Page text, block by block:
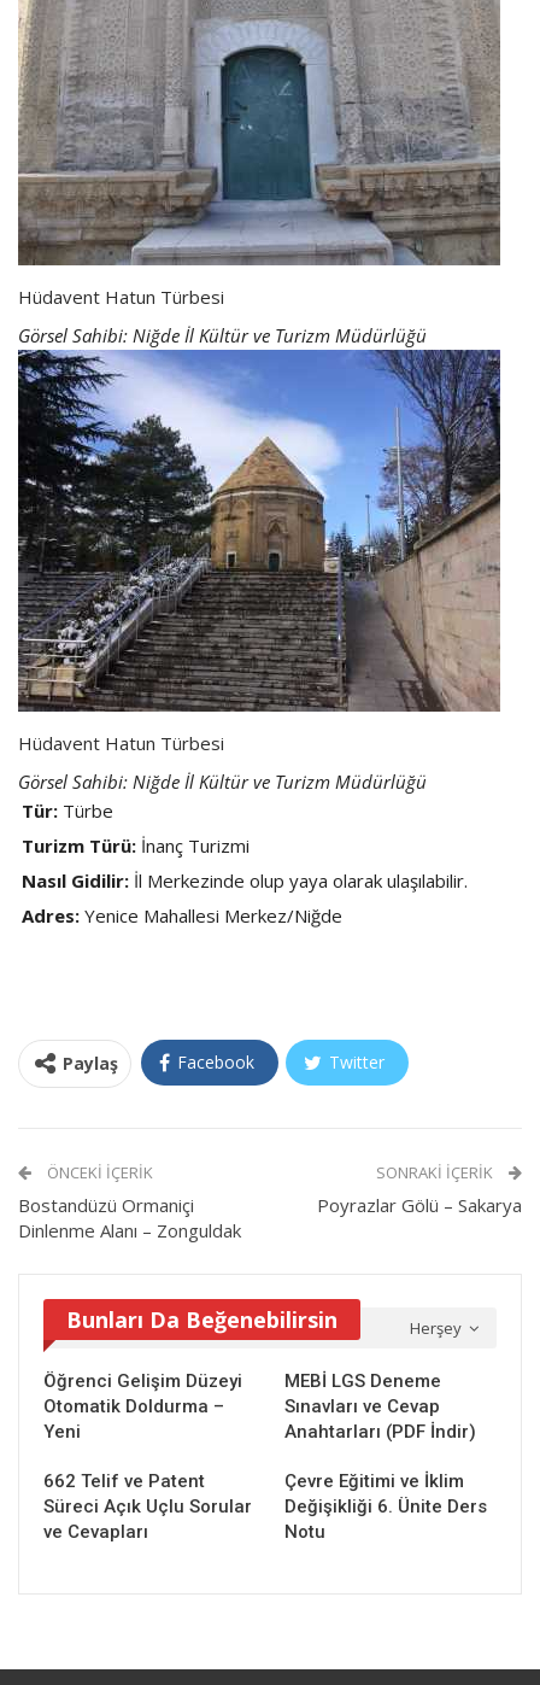
Hüdavent Hatun Türbesi
Görsel Sahibi: Niğde İl Kültür ve Turizm Müdürlüğü
Hüdavent Hatun Türbesi
Görsel Sahibi: Niğde İl Kültür ve Turizm Müdürlüğü
Tür:Türbe
Turizm Türü:İnanç Turizmi
Nasıl Gidilir:İl Merkezinde olup yaya olarak ulaşılabilir.
Adres:Yenice Mahallesi Merkez/Niğde
Paylaş Facebook Twitter
ÖNCEKI İÇERIK
Bostandüzü Ormaniçi
Dinlenme Alanı – Zonguldak
SONRAKI İÇERIK
Poyrazlar Gölü – Sakarya
Herşey
Bunları Da Beğenebilirsin
Öğrenci Gelişim Düzeyi
Otomatik Doldurma –
Yeni
MEBİ LGS Deneme
Sınavları ve Cevap
Anahtarları (PDF İndir)
662 Telif ve Patent
Süreci Açık Uçlu Sorular
ve Cevapları
Çevre Eğitimi ve İklim
Değişikliği 6. Ünite Ders
Notu